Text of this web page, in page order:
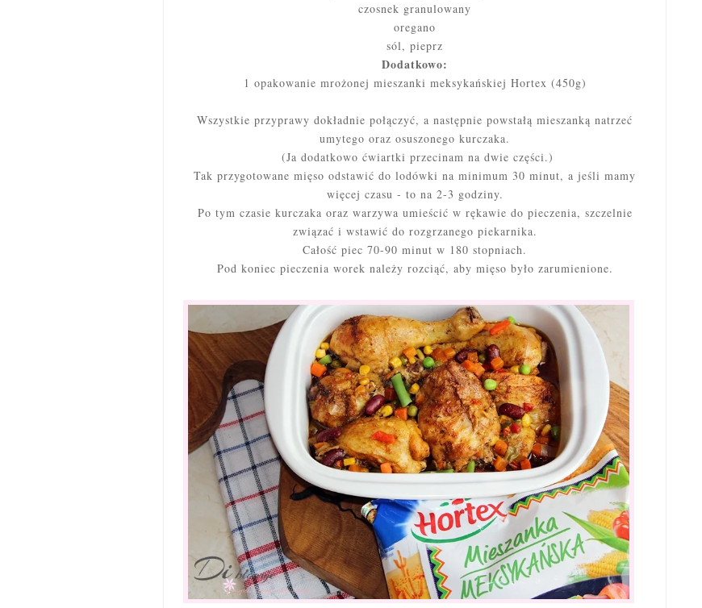
czosnek granulowany
oregano
sól, pieprz
Dodatkowo:
1 opakowanie mrożonej mieszanki meksykańskiej Hortex (450g)
Wszystkie przyprawy dokładnie połączyć, a następnie powstałą mieszanką natrzeć
umytego oraz osuszonego kurczaka.
(Ja dodatkowo ćwiartki przecinam na dwie części.)
Tak przygotowane mięso odstawić do lodówki na minimum 30 minut, a jeśli mamy
więcej czasu - to na 2-3 godziny.
Po tym czasie kurczaka oraz warzywa umieścić w rękawie do pieczenia, szczelnie
związać i wstawić do rozgrzanego piekarnika.
Całość piec 70-90 minut w 180 stopniach.
Pod koniec pieczenia worek należy rozciąć, aby mięso było zarumienione.